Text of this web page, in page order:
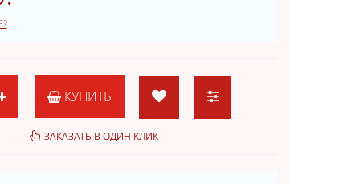
КУПИТЬ
ЗАКАЗАТЬ В ОДИН КЛИК